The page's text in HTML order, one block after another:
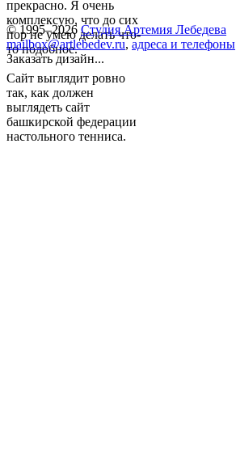
прекрасно. Я очень
комплексую, что до сих
пор не умею делать что-
то подобное.
Сайт выглядит ровно
так, как должен
выглядеть сайт
башкирской федерации
настольного тенниса.
© 1995–2026 Студия Артемия Лебедева
mailbox@artlebedev.ru, адреса и телефоны
Заказать дизайн...